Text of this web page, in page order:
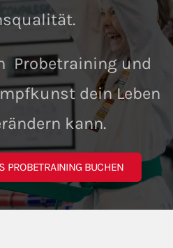
Probetraining und
dein Leben
kann.
PROBETRAINING BUCHEN